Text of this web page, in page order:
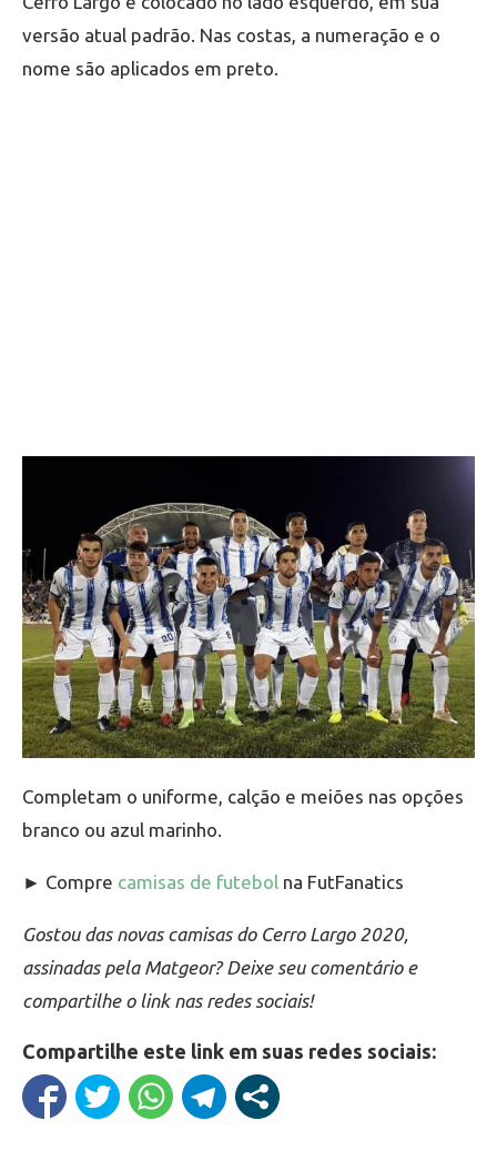
versão atual padrão. Nas costas, a numeração e o
nome são aplicados em preto.
Completam o uniforme, calção e meiões nas opções
branco ou azul marinho.
► Compre camisas de futebol na FutFanatics
Gostou das novas camisas do Cerro Largo 2020,
assinadas pela Matgeor? Deixe seu comentário e
compartilhe o link nas redes sociais!
Compartilhe este link em suas redes sociais: